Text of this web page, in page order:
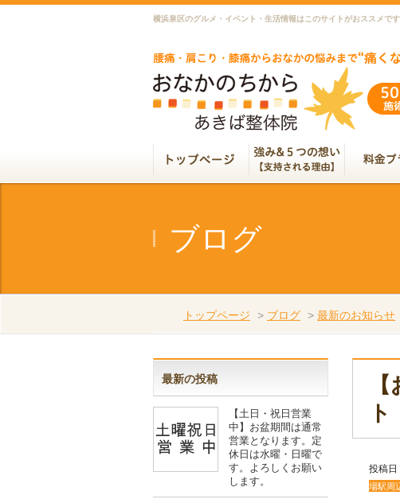
横浜泉区のグルメ・イベント・生活情報はこのサイトがおススメです
ブログ
トップページ > ブログ > 最新のお知らせ
投稿日
場駅周
最新の投稿
【土日・祝日営業
中】お盆期間は通常
営業となります。定
休日は水曜・日曜で
す。よろしくお願い
します。